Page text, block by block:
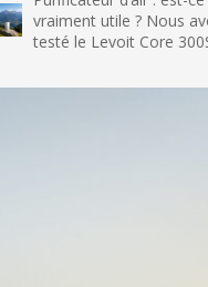
utile ? Nous avons
le Levoit Core 300S Smart